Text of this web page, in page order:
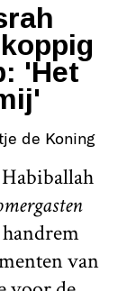
'Het
de Koning
van